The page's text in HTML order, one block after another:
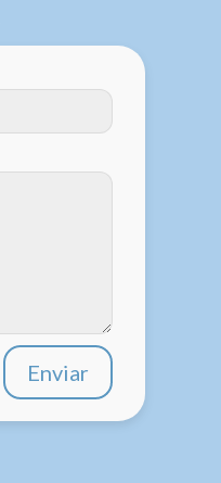
Enviar